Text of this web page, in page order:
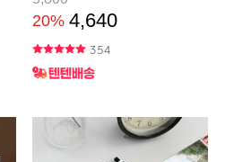
20% 4,640
354